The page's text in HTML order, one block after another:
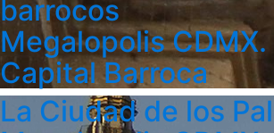
barrocos
Megalopolis CDMX.
Capital Barroca
La Ciudad de los